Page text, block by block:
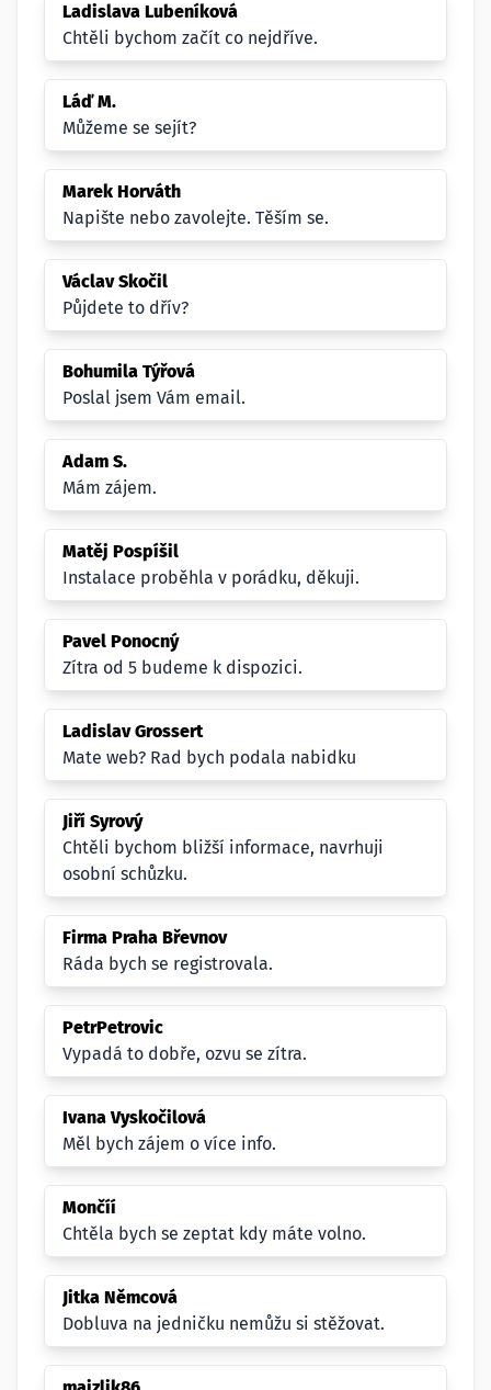
Ladislava Lubeníková
Chtěli bychom začít co nejdříve.
Láď M.
Můžeme se sejít?
Marek Horváth
Napište nebo zavolejte. Těším se.
Václav Skočil
Půjdete to dřív?
Bohumila Týřová
Poslal jsem Vám email.
Adam S.
Mám zájem.
Matěj Pospíšil
Instalace proběhla v porádku, děkuji.
Pavel Ponocný
Zítra od 5 budeme k dispozici.
Ladislav Grossert
Mate web? Rad bych podala nabidku
Jiří Syrový
Chtěli bychom bližší informace, navrhuji
osobní schůzku.
Firma Praha Břevnov
Ráda bych se registrovala.
PetrPetrovic
Vypadá to dobře, ozvu se zítra.
Ivana Vyskočilová
Měl bych zájem o více info.
Mončíí
Chtěla bych se zeptat kdy máte volno.
Jitka Němcová
Dobluva na jedničku nemůžu si stěžovat.